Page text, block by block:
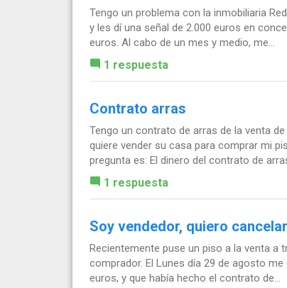
Tengo un problema con la inmobiliaria
y les dí una señal de 2.000 euros en
euros. Al cabo de un mes y medio, me...
1 respuesta
Contrato arras
Tengo un contrato de arras de la venta
quiere vender su casa para comprar mi
pregunta es: El dinero del contrato de arras
1 respuesta
Soy vendedor, quiero
Recientemente puse un piso a la venta a
comprador. El Lunes día 29 de agosto
euros, y que había hecho el contrato de...